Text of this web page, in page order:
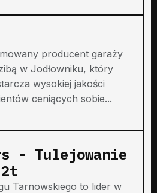
producent garaży
w Jodłowniku, który
wysokiej jakości
ceniących sobie...
- Tulejowanie
Tarnowskiego to lider w